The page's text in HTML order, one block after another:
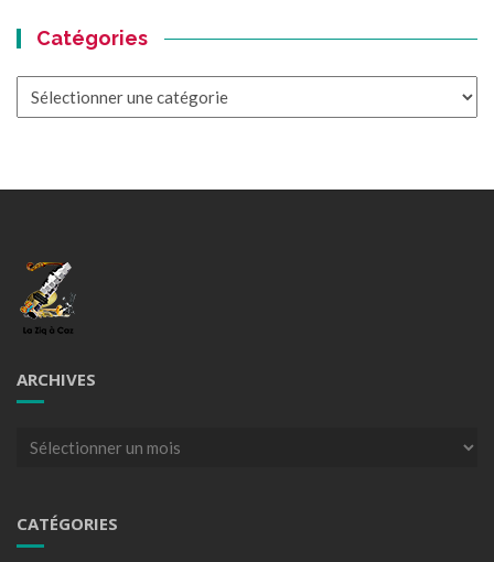
Catégories
ARCHIVES
Archives
CATÉGORIES